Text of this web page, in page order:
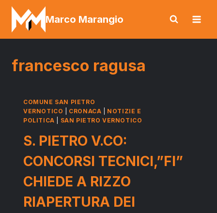
Salta
contenuto
Marco Marangio
francesco ragusa
COMUNE SAN PIETRO
VERNOTICO
CRONACA
NOTIZIE E
POLITICA
SAN PIETRO VERNOTICO
S. PIETRO V.CO:
CONCORSI TECNICI,”FI”
CHIEDE A RIZZO
RIAPERTURA DEI